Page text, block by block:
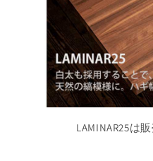
LAMINAR25は